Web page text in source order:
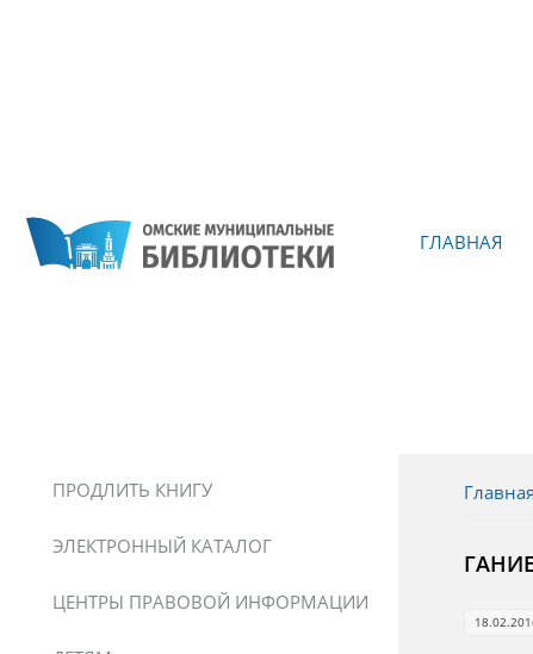
ГЛАВНАЯ
Вы
Главная
ПРОДЛИТЬ КНИГУ
ЭЛЕКТРОННЫЙ КАТАЛОГ
ЦЕНТРЫ ПРАВОВОЙ ИНФОРМАЦИИ